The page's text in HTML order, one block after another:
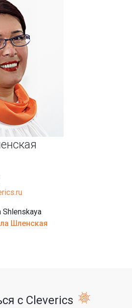
Shlenskaya
Шленская
с Cleverics